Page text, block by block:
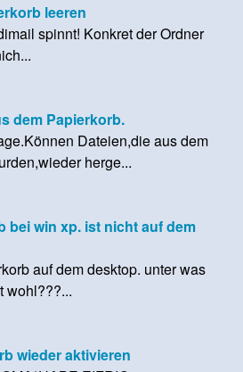
leeren
spinnt! Konkret der Ordner
dem Papierkorb.
Dateien,die aus dem
herge...
bei win xp. ist nicht auf dem
auf dem desktop. unter was
wohl???...
wieder aktivieren